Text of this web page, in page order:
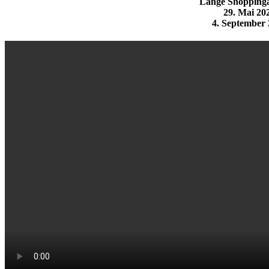
29. Mai
4. September